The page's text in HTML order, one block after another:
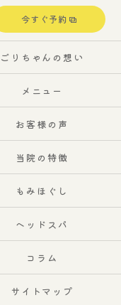
今すぐ予約
ごりちゃんの想い
メニュー
お客様の声
当院の特徴
もみほぐし
ヘッドスパ
コラム
サイトマップ